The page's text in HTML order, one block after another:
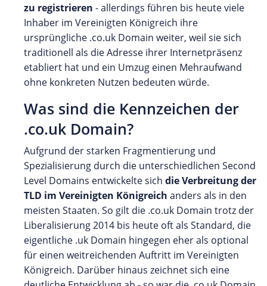
zu registrieren - allerdings führen bis heute viele
Inhaber im Vereinigten Königreich ihre
ursprüngliche .co.uk Domain weiter, weil sie sich
traditionell als die Adresse ihrer Internetpräsenz
etabliert hat und ein Umzug einen Mehraufwand
ohne konkreten Nutzen bedeuten würde.
Was sind die Kennzeichen der
.co.uk Domain?
Aufgrund der starken Fragmentierung und
Spezialisierung durch die unterschiedlichen Second
Level Domains entwickelte sich die Verbreitung der
TLD im Vereinigten Königreich anders als in den
meisten Staaten. So gilt die .co.uk Domain trotz der
Liberalisierung 2014 bis heute oft als Standard, die
eigentliche .uk Domain hingegen eher als optional
für einen weitreichenden Auftritt im Vereinigten
Königreich. Darüber hinaus zeichnet sich eine